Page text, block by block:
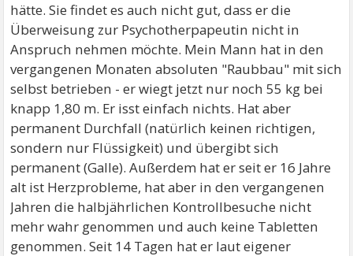
hätte. Sie findet es auch nicht gut, dass er die
Überweisung zur Psychotherpapeutin nicht in
Anspruch nehmen möchte. Mein Mann hat in den
vergangenen Monaten absoluten "Raubbau" mit sich
selbst betrieben - er wiegt jetzt nur noch 55 kg bei
knapp 1,80 m. Er isst einfach nichts. Hat aber
permanent Durchfall (natürlich keinen richtigen,
sondern nur Flüssigkeit) und übergibt sich
permanent (Galle). Außerdem hat er seit er 16 Jahre
alt ist Herzprobleme, hat aber in den vergangenen
Jahren die halbjährlichen Kontrollbesuche nicht
mehr wahr genommen und auch keine Tabletten
genommen. Seit 14 Tagen hat er laut eigener